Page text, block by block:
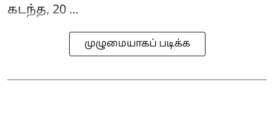
கடந்த, 20 ...
முழுமையாகப் படிக்க